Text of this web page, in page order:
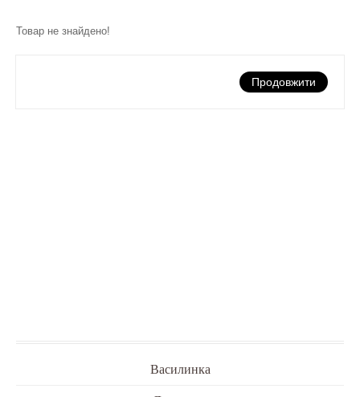
Товар не знайдено!
Продовжити
Василинка